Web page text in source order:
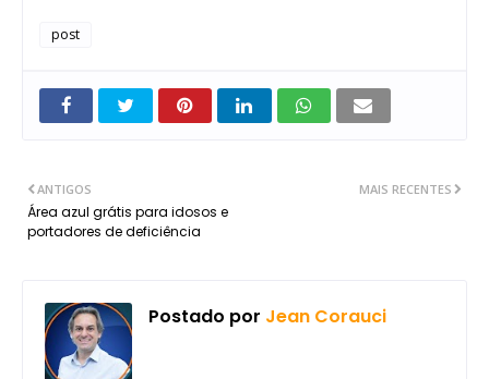
post
MAIS RECENTES
ANTIGOS
Área azul grátis para idosos e
portadores de deficiência
Postado por Jean Corauci